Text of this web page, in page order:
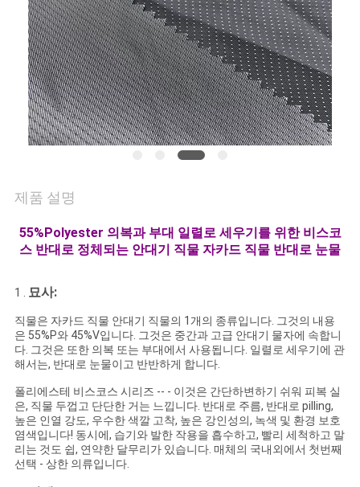
스
경
COMPANY
NEWS
사
이
트
제품 설명
55%Polyester 의복과 부대 일렬로 세우기를 위한 비스코
스 반대로 정체되는 안대기 직물 자카드 직물 반대로 눈물
1 . 묘사:
직물은 자카드 직물 안대기 직물의 1개의 종류입니다. 그것의 내용
은 55%P와 45%V입니다. 그것은 중간과 고급 안대기 물자에 속합니
다. 그것은 또한 의복 또는 부대에서 사용됩니다. 일렬로 세우기에 관
해서는, 반대로 눈물이고 반반하게 합니다.
폴리에스테 비스코스 시리즈 -- - 이것은 간단하변하기 쉬워 피복 실
은, 직물 두껍고 단단한 거는 느낍니다. 반대로 주름, 반대로 pilling,
높은 인열 강도, 우수한 색깔 고착, 높은 강인성의, 녹색 및 환경 보호
염색입니다! 동시에, 습기와 발한 작용을 흡수하고, 빨리 세척하고 말
리는 것도 쉽, 연약한 달무리가 있습니다. 매체의 국내외에서 첫번째
선택 - 상한 의류입니다.